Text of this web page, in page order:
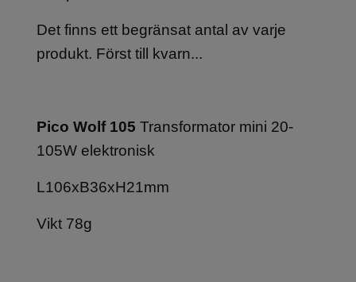
Det finns ett begränsat antal av varje
produkt. Först till kvarn...
Pico Wolf 105 Transformator mini 20-
105W elektronisk
L106xB36xH21mm
Vikt 78g